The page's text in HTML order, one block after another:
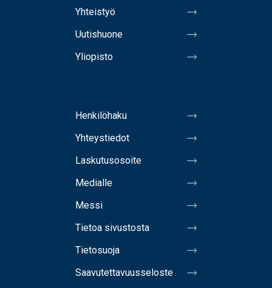
Yhteistyö
Uutishuone
Yliopisto
Henkilöhaku
Yhteystiedot
Laskutusosoite
Medialle
Messi
Tietoa sivustosta
Tietosuoja
Saavutettavuusseloste